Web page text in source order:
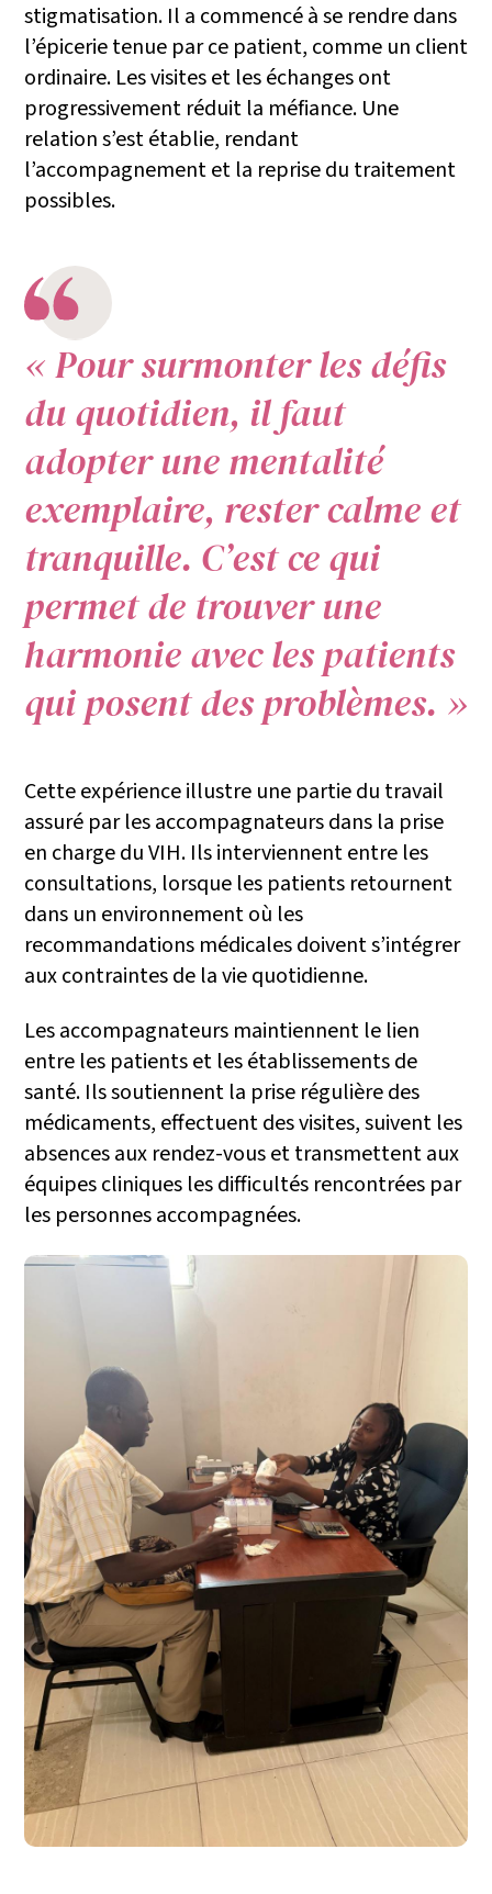
stigmatisation. Il a commencé à se rendre dans
l’épicerie tenue par ce patient, comme un client
ordinaire. Les visites et les échanges ont
progressivement réduit la méfiance. Une
relation s’est établie, rendant
l’accompagnement et la reprise du traitement
possibles.
« Pour surmonter les défis
du quotidien, il faut
adopter une mentalité
exemplaire, rester calme et
tranquille. C’est ce qui
permet de trouver une
harmonie avec les patients
qui posent des problèmes. »
Cette expérience illustre une partie du travail
assuré par les accompagnateurs dans la prise
en charge du VIH. Ils interviennent entre les
consultations, lorsque les patients retournent
dans un environnement où les
recommandations médicales doivent s’intégrer
aux contraintes de la vie quotidienne.
Les accompagnateurs maintiennent le lien
entre les patients et les établissements de
santé. Ils soutiennent la prise régulière des
médicaments, effectuent des visites, suivent les
absences aux rendez-vous et transmettent aux
équipes cliniques les difficultés rencontrées par
les personnes accompagnées.